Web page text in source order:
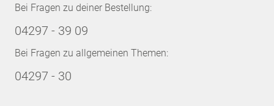
Bei Fragen zu deiner Bestellung:
04297 - 39 09
Bei Fragen zu allgemeinen Themen:
04297 - 30